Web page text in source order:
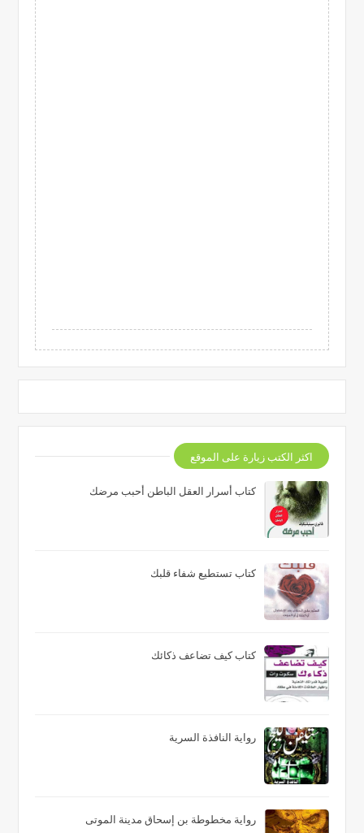
اكثر الكتب زيارة على الموقع
كتاب أسرار العقل الباطن أحبب مرضك
كتاب تستطيع شفاء قلبك
كتاب كيف تضاعف ذكائك
رواية النافذة السرية
رواية مخطوطة بن إسحاق مدينة الموتى